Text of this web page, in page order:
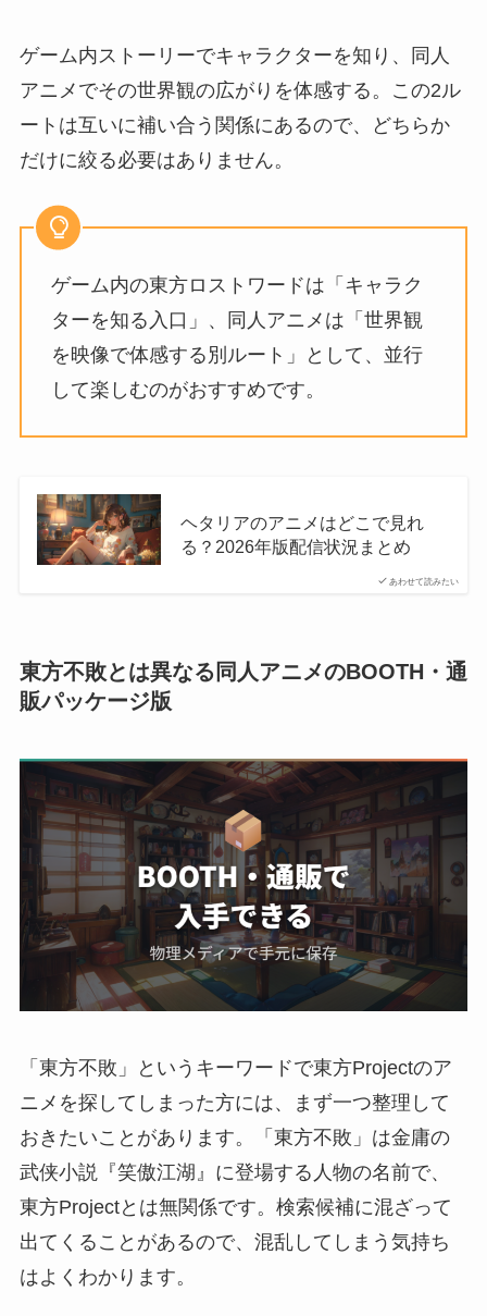
ゲーム内ストーリーでキャラクターを知り、同人
アニメでその世界観の広がりを体感する。この2ル
ートは互いに補い合う関係にあるので、どちらか
だけに絞る必要はありません。
ゲーム内の東方ロストワードは「キャラク
ターを知る入口」、同人アニメは「世界観
を映像で体感する別ルート」として、並行
して楽しむのがおすすめです。
あわせて読みたい
ヘタリアのアニメはどこで見れ
る？2026年版配信状況まとめ
東方不敗とは異なる同人アニメのBOOTH・通
販パッケージ版
「東方不敗」というキーワードで東方Projectのア
ニメを探してしまった方には、まず一つ整理して
おきたいことがあります。「東方不敗」は金庸の
武侠小説『笑傲江湖』に登場する人物の名前で、
東方Projectとは無関係です。検索候補に混ざって
出てくることがあるので、混乱してしまう気持ち
はよくわかります。